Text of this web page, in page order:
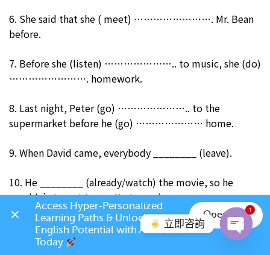
6. She said that she ( meet) ……………………. Mr. Bean
before.
7. Before she (listen) ………………….. to music, she (do)
……………………. homework.
8. Last night, Peter (go) ………………….. to the
supermarket before he (go) ………………… home.
9. When David came, everybody ________ (leave).
10. He ________ (already/watch) the movie, so he
wouldn’t want to see it atop gain.
11. My kids didn’t eat anything at the party because
they _________ (eat) dinner at home.
立即咨詢
1
Access Hyper-Personalized
Learning Paths & Unlock Your
English Potential with AI Coach
Today
Open App